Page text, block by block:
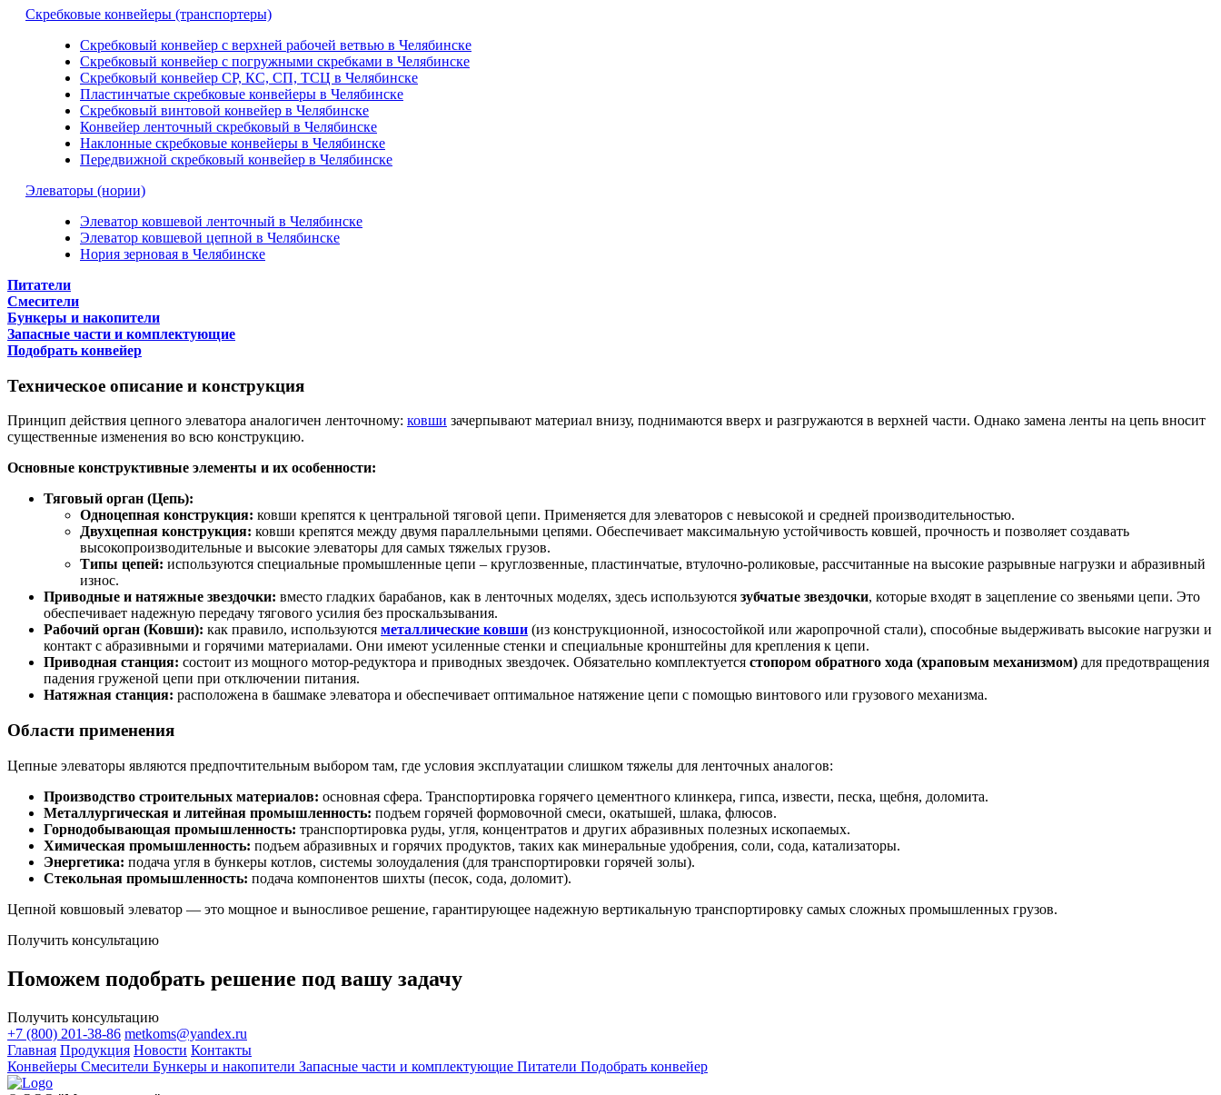
Скребковые конвейеры (транспортеры)
Скребковый конвейер с верхней рабочей ветвью в Челябинске
Скребковый конвейер с погружными скребками в Челябинске
Скребковый конвейер СР, КС, СП, ТСЦ в Челябинске
Пластинчатые скребковые конвейеры в Челябинске
Скребковый винтовой конвейер в Челябинске
Конвейер ленточный скребковый в Челябинске
Наклонные скребковые конвейеры в Челябинске
Передвижной скребковый конвейер в Челябинске
Элеваторы (нории)
Элеватор ковшевой ленточный в Челябинске
Элеватор ковшевой цепной в Челябинске
Нория зерновая в Челябинске
Питатели
Смесители
Бункеры и накопители
Запасные части и комплектующие
Подобрать конвейер
Техническое описание и конструкция
Принцип действия цепного элеватора аналогичен ленточному: ковши зачерпывают материал внизу, поднимаются вверх и разгружаются в верхней части. Однако замена ленты на цепь вносит
существенные изменения во всю конструкцию.
Основные конструктивные элементы и их особенности:
Тяговый орган (Цепь):
Одноцепная конструкция: ковши крепятся к центральной тяговой цепи. Применяется для элеваторов с невысокой и средней производительностью.
Двухцепная конструкция: ковши крепятся между двумя параллельными цепями. Обеспечивает максимальную устойчивость ковшей, прочность и позволяет создавать
высокопроизводительные и высокие элеваторы для самых тяжелых грузов.
Типы цепей: используются специальные промышленные цепи – круглозвенные, пластинчатые, втулочно-роликовые, рассчитанные на высокие разрывные нагрузки и абразивный
износ.
Приводные и натяжные звездочки: вместо гладких барабанов, как в ленточных моделях, здесь используются зубчатые звездочки, которые входят в зацепление со звеньями цепи. Это
обеспечивает надежную передачу тягового усилия без проскальзывания.
Рабочий орган (Ковши): как правило, используются металлические ковши (из конструкционной, износостойкой или жаропрочной стали), способные выдерживать высокие нагрузки и
контакт с абразивными и горячими материалами. Они имеют усиленные стенки и специальные кронштейны для крепления к цепи.
Приводная станция: состоит из мощного мотор-редуктора и приводных звездочек. Обязательно комплектуется стопором обратного хода (храповым механизмом) для предотвращения
падения груженой цепи при отключении питания.
Натяжная станция: расположена в башмаке элеватора и обеспечивает оптимальное натяжение цепи с помощью винтового или грузового механизма.
Области применения
Цепные элеваторы являются предпочтительным выбором там, где условия эксплуатации слишком тяжелы для ленточных аналогов:
Производство строительных материалов: основная сфера. Транспортировка горячего цементного клинкера, гипса, извести, песка, щебня, доломита.
Металлургическая и литейная промышленность: подъем горячей формовочной смеси, окатышей, шлака, флюсов.
Горнодобывающая промышленность: транспортировка руды, угля, концентратов и других абразивных полезных ископаемых.
Химическая промышленность: подъем абразивных и горячих продуктов, таких как минеральные удобрения, соли, сода, катализаторы.
Энергетика: подача угля в бункеры котлов, системы золоудаления (для транспортировки горячей золы).
Стекольная промышленность: подача компонентов шихты (песок, сода, доломит).
Цепной ковшовый элеватор — это мощное и выносливое решение, гарантирующее надежную вертикальную транспортировку самых сложных промышленных грузов.
Получить консультацию
Поможем подобрать решение под вашу задачу
Получить консультацию
+7 (800) 201-38-86 metkoms@yandex.ru
Главная Продукция Новости Контакты
Конвейеры Смесители Бункеры и накопители Запасные части и комплектующие Питатели Подобрать конвейер